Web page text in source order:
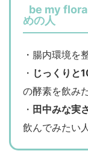
be my flora
めの人
・腸内環境を
・ じっくりと
の酵素を飲み
・ 田中みな実
飲んでみたい